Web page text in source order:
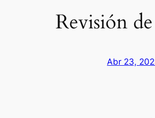
Revisión
Abr 23,